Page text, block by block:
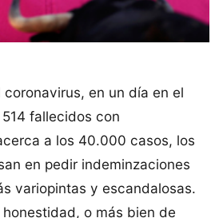
coronavirus, en un día en el
fallecidos con
a los 40.000 casos, los
en pedir indeminzaciones
variopintas y escandalosas.
o más bien de